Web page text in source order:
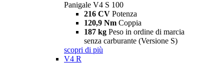
Panigale V4 S 100
216 CV Potenza
120,9 Nm Coppia
187 kg Peso in ordine di marcia
senza carburante (Versione S)
scopri di più
V4 R